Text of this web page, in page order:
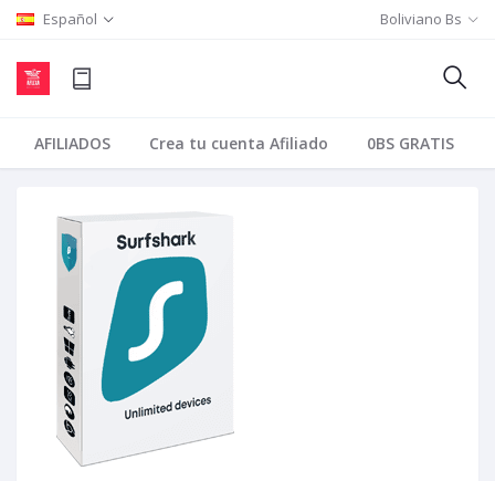
Español Boliviano Bs
AFILIADOS Crea tu cuenta Afiliado 0BS GRATIS